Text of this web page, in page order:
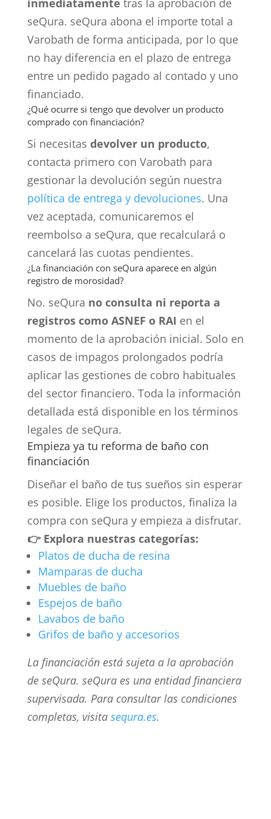
inmediatamente tras la aprobación de
seQura. seQura abona el importe total a
Varobath de forma anticipada, por lo que
no hay diferencia en el plazo de entrega
entre un pedido pagado al contado y uno
financiado.
¿Qué ocurre si tengo que devolver un producto
comprado con financiación?
Si necesitas devolver un producto,
contacta primero con Varobath para
gestionar la devolución según nuestra
política de entrega y devoluciones. Una
vez aceptada, comunicaremos el
reembolso a seQura, que recalculará o
cancelará las cuotas pendientes.
¿La financiación con seQura aparece en algún
registro de morosidad?
No. seQura no consulta ni reporta a
registros como ASNEF o RAI en el
momento de la aprobación inicial. Solo en
casos de impagos prolongados podría
aplicar las gestiones de cobro habituales
del sector financiero. Toda la información
detallada está disponible en los términos
legales de seQura.
Empieza ya tu reforma de baño con
financiación
Diseñar el baño de tus sueños sin esperar
es posible. Elige los productos, finaliza la
compra con seQura y empieza a disfrutar.
👉 Explora nuestras categorías:
Platos de ducha de resina
Mamparas de ducha
Muebles de baño
Espejos de baño
Lavabos de baño
Grifos de baño y accesorios
La financiación está sujeta a la aprobación
de seQura. seQura es una entidad financiera
supervisada. Para consultar las condiciones
completas, visita sequra.es.